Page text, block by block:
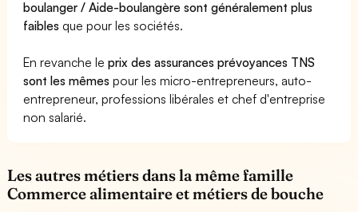
boulanger / Aide-boulangère sont généralement plus
faibles que pour les sociétés.
En revanche leprix des assurances prévoyances TNS
sont les mêmes pour les micro-entrepreneurs, auto-
entrepreneur, professions libérales et chef d'entreprise
non salarié.
Les autres métiers dans la même famille
Commerce alimentaire et métiers de bouche